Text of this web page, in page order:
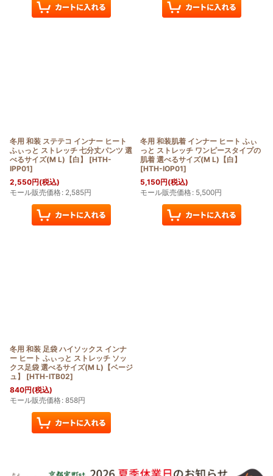
冬用 和装 ステテコ インナー ヒート
ふぃっと ストレッチ 七分丈パンツ 選
べるサイズ(M L)【白】
[HTH-
IPP01]
2,550円(税込)
モール販売価格: 2,585円
冬用 和装肌着 インナー ヒート ふぃ
っと ストレッチ ワンピースタイプの
肌着 選べるサイズ(M L)【白】
[HTH-IOP01]
5,150円(税込)
モール販売価格: 5,500円
冬用 和装 足袋 ハイソックス インナ
ー ヒート ふぃっと ストレッチ ソッ
クス足袋 選べるサイズ(M L)【ベージ
ュ】
[HTH-ITB02]
840円(税込)
モール販売価格: 858円